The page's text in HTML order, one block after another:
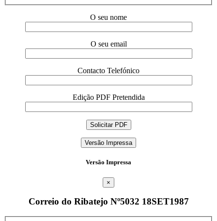
O seu nome
O seu email
Contacto Telefónico
Edição PDF Pretendida
Versão Impressa
Versão Impressa
×
Correio do Ribatejo Nº5032 18SET1987